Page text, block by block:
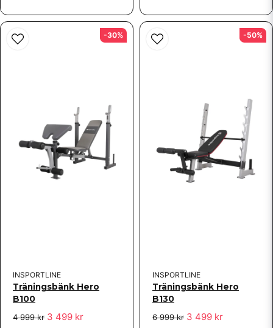
INSPORTLINE
Träningsbänk Hero
B100
4 999 kr 3 499 kr
-30%
INSPORTLINE
Träningsbänk Hero
B130
6 999 kr 3 499 kr
-50%